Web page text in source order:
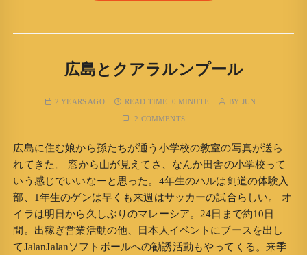
広島とクアラルンプール
2 YEARS AGO READ TIME: 0 MINUTE BY JUN
2 COMMENTS
広島に住む娘から孫たちが通う小学校の教室の写真が送ら
れてきた。 窓から山が見えてさ、なんか田舎の小学校って
いう感じでいいなーと思った。4年生のハルは剣道の体験入
部、1年生のゲンは早くも来週はサッカーの試合らしい。 オ
イラは明日から久しぶりのマレーシア。24日まで約10日
間。出稼ぎ営業活動の他、日本人イベントにブースを出し
てJalanJalanソフトボールへの勧誘活動もやってくる。来季